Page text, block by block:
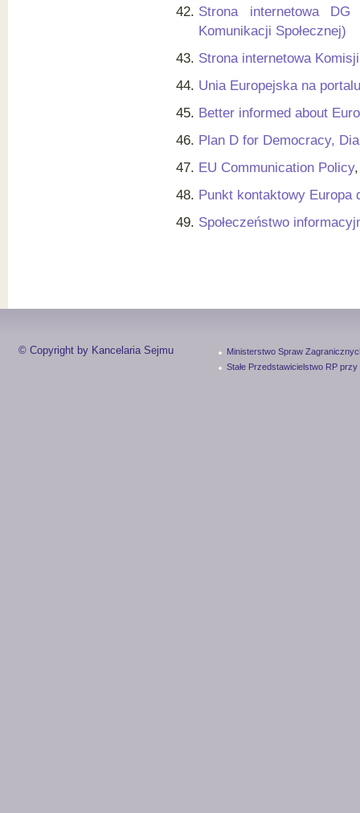
Strona internetowa DG
Komunikacji Społecznej)
Strona internetowa
Unia Europejska na
Better informed about
Plan D for Democracy,
EU Communication Policy
Punkt kontaktowy Europa
Społeczeństwo
© Copyright by Kancelaria Sejmu
Ministerstwo Spraw
Stałe Przedstawicielstwo RP przy